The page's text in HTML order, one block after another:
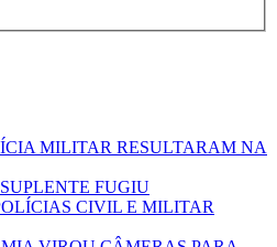
MILITAR RESULTARAM NA
FUGIU
CIVIL E MILITAR